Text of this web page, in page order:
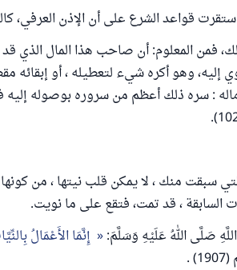
قواعد الشرع على أن الإذن العرفي،
فمن المعلوم: أن صاحب هذا المال
إليه، وهو أكره شيء لتعطيله ، أو إبقائه
سبقت منك ، لا يمكن قلب نيتها ، من
السابقة ، قد تمت، فتقع على ما نويت.
صَلَّى اللهُ عَلَيْهِ وَسَلَّمَ:
إِنَّمَا الأَعْمَالُ